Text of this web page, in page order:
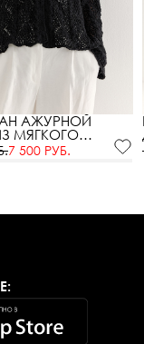
АЖУРНОЙ
МЯГКОГО
7 500 РУБ.